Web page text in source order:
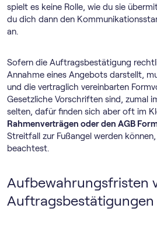
spielt es keine Rolle, wie du sie
du dich dann den
an.
Sofern die Auftragsbestätigung
Annahme eines Angebots darstellt,
und die vertraglich vereinbarten
Gesetzliche Vorschriften sind, zumal
selten, dafür finden sich aber oft im
Rahmenverträgen oder den AGB
Streitfall zur Fußangel werden
beachtest.
Aufbewahrungsfristen
Auftragsbestätigungen